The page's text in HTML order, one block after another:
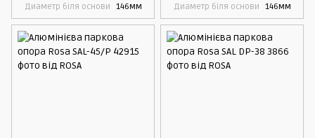
Диаметр біля основи 146мм
Диаметр біля основи 146мм